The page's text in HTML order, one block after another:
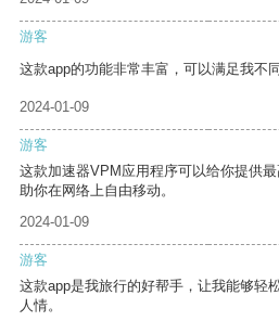
游客
这款app的功能非常丰富，可以满足我不
2024-01-09
游客
这款加速器VPM应用程序可以给你提供
助你在网络上自由移动。
2024-01-09
游客
这款app是我旅行的好帮手，让我能够轻
人情。